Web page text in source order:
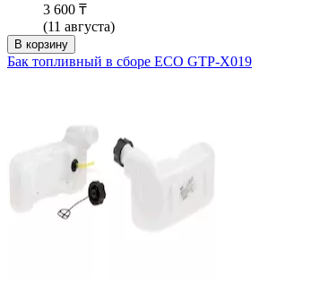
3 600 ₸
(11 августа)
В корзину
Бак топливный в сборе ECO GTP-X019